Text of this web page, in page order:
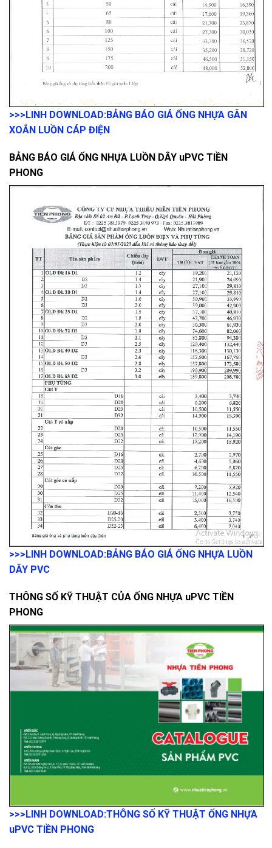
>>>LINH DOWNLOAD:BẢNG BÁO GIÁ ỐNG NHỰA GÂN
XOẮN LUỒN CÁP ĐIỆN
BẢNG BÁO GIÁ ỐNG NHỰA LUỒN DÂY uPVC TIỀN
PHONG
>>>LINH DOWNLOAD:BẢNG BÁO GIÁ ỐNG NHỰA LUỒN
DÂY PVC
THÔNG SỐ KỸ THUẬT CỦA ỐNG NHỰA uPVC TIỀN
PHONG
>>>LINH DOWNLOAD:THÔNG SỐ KỸ THUẬT ỐNG NHỰA
uPVC TIỀN PHONG